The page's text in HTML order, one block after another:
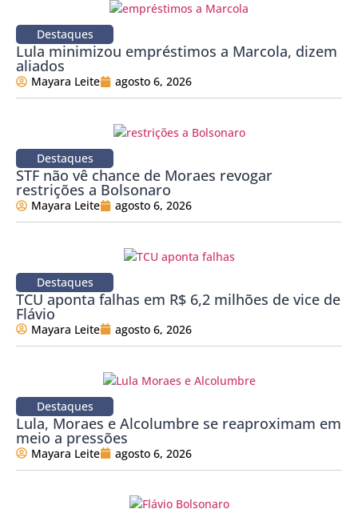
Destaques
Lula minimizou empréstimos a Marcola, dizem
aliados
Mayara Leite agosto 6, 2026
Destaques
STF não vê chance de Moraes revogar
restrições a Bolsonaro
Mayara Leite agosto 6, 2026
Destaques
TCU aponta falhas em R$ 6,2 milhões de vice de
Flávio
Mayara Leite agosto 6, 2026
Destaques
Lula, Moraes e Alcolumbre se reaproximam em
meio a pressões
Mayara Leite agosto 6, 2026